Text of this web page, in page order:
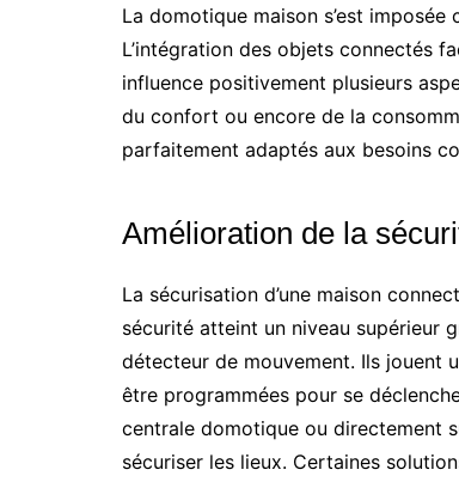
La domotique maison s’est
L’intégration des objets connectés
influence positivement plusieurs
du confort ou encore de la
parfaitement adaptés aux besoins
Amélioration de la
La sécurisation d’une maison
sécurité atteint un niveau supérieur
détecteur de mouvement. Ils jouent
être programmées pour se
centrale domotique ou directement
sécuriser les lieux. Certaines